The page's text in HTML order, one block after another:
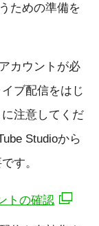
ための準備を
カウントが必
ブ配信をはじ
注意してくだ
Studioから
す。
トの確認